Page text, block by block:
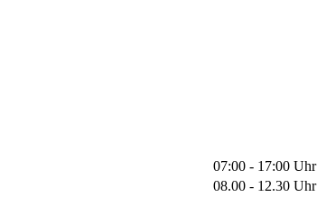
07:00 - 17:00 Uhr
08.00 - 12.30 Uhr